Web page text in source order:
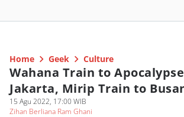
Home Geek Culture
Wahana Train to
Jakarta, Mirip Train to
15 Agu 2022, 17:00 WIB
Zihan Berliana Ram Ghani